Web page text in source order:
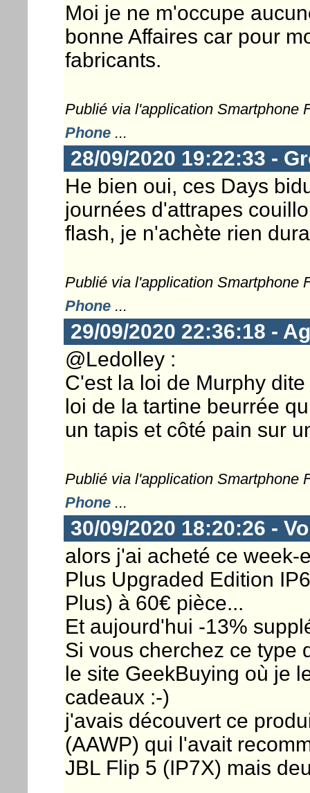
Moi je ne m'occupe
bonne Affaires car pour
fabricants.
Publié via l'application Smartphone
Phone...
28/09/2020 19:22:33 -
He bien oui, ces Days
journées d'attrapes
flash, je n'achète rien
Publié via l'application Smartphone
Phone...
29/09/2020 22:36:18 -
@Ledolley :
C'est la loi de Murphy
loi de la tartine beurrée
un tapis et côté pain sur
Publié via l'application Smartphone
Phone...
30/09/2020 18:20:26 -
alors j'ai acheté ce week-
Plus Upgraded Edition
Plus) à 60€ pièce...
Et aujourd'hui -13%
Si vous cherchez ce type
le site GeekBuying où je
cadeaux :-)
j'avais découvert ce
(AAWP) qui l'avait
JBL Flip 5 (IP7X) mais